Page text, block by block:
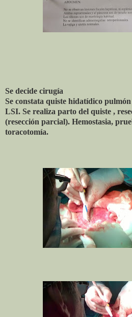
Se decide cirugía
Se constata quiste hidatídico
LSI. Se realiza parto del quiste ,
(resección parcial). Hemostasia,
toracotomía.